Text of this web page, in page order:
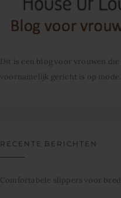
Dit is een blog voor vrouwen die
voornamelijk gericht is op mode.
RECENTE BERICHTEN